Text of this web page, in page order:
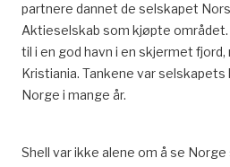
partnere dannet de selskapet
Aktieselskab som kjøpte
til i en god havn i en skjermet
Kristiania. Tankene var
Norge i mange år.
Shell var ikke alene om å se